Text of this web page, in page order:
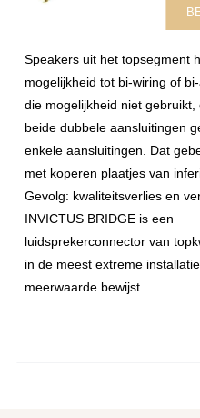
Speakers uit het topsegment
mogelijkheid tot bi-wiring of
die mogelijkheid niet
beide dubbele aansluitingen
enkele aansluitingen. Dat
met koperen plaatjes van
Gevolg: kwaliteitsverlies en
INVICTUS BRIDGE is een
luidsprekerconnector van
in de meest extreme
meerwaarde bewijst.